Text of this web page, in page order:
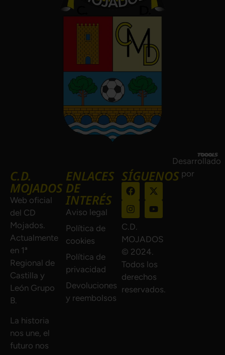
C.D.
MOJADOS
Web oficial
del CD
Mojados.
Actualmente
en 1ª
Regional de
Castilla y
León Grupo
B.
La historia
nos une, el
futuro nos
ENLACES
DE
INTERÉS
Aviso legal
Política de
cookies
Política de
privacidad
Devoluciones
y reembolsos
SÍGUENOS
C.D.
MOJADOS
© 2024.
Todos los
derechos
reservados.
Desarrollado
por